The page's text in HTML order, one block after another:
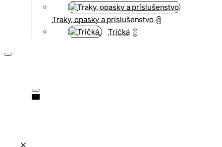
Traky, opasky a príslušenstvo 0
Tričká 0